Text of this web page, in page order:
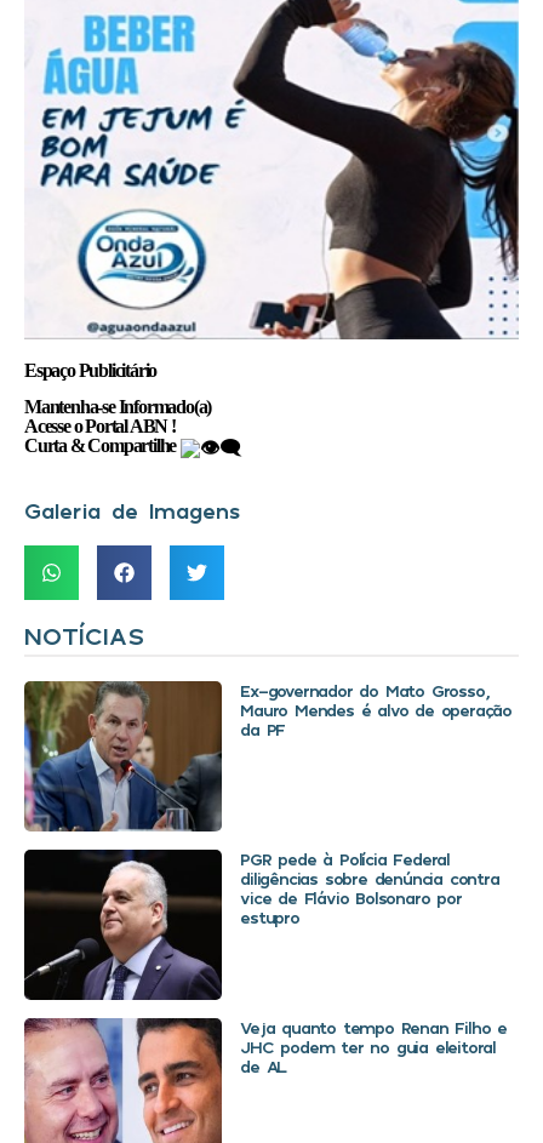
Espaço Publicitário
Mantenha-se Informado(a)
Acesse o Portal ABN !
Curta & Compartilhe
Galeria de Imagens
NOTÍCIAS
Ex-governador do Mato Grosso,
Mauro Mendes é alvo de operação
da PF
PGR pede à Polícia Federal
diligências sobre denúncia contra
vice de Flávio Bolsonaro por
estupro
Veja quanto tempo Renan Filho e
JHC podem ter no guia eleitoral
de AL